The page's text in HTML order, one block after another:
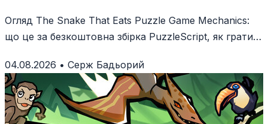
Огляд The Snake That Eats Puzzle Game Mechanics:
що це за безкоштовна збірка PuzzleScript, як грати і
04.08.2026 • Серж Бадьорий